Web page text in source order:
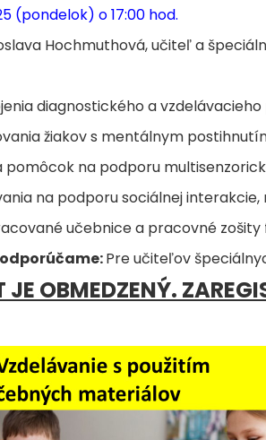
(pondelok) o 17:00 hod.
Hochmuthová, učiteľ a
diagnostického a vzdelávacieho
žiakov s mentálnym
pomôcok na podporu
na podporu sociálnej
učebnice a pracovné
Pre učiteľov
JE OBMEDZENÝ.